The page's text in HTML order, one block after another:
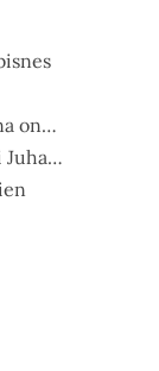
on…
Juha…